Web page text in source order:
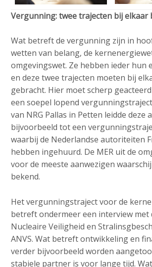
Vergunning: twee trajecten bij elkaar
Wat betreft de vergunning zijn in
wetten van belang, de
omgevingswet. Ze hebben ieder hun
en deze twee trajecten moeten bij
gebracht. Hier moet scherp
een soepel lopend
van NRG Pallas in Petten leidde deze
bijvoorbeeld tot een
waarbij de Nederlandse autoriteiten
hebben ingehuurd. De MER uit de
voor de meeste aanwezigen
bekend.
Het vergunningstraject voor de
betreft ondermeer een interview
Nucleaire Veiligheid en
ANVS. Wat betreft ontwikkeling en
verder bijvoorbeeld worden
stabiele partner is voor lange tijd.